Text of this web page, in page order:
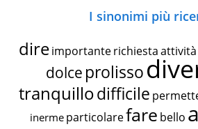
I sinonimi più
dire importante richiestaattività
dolce prolisso
tranquillodifficile
inerme particolarefare bello